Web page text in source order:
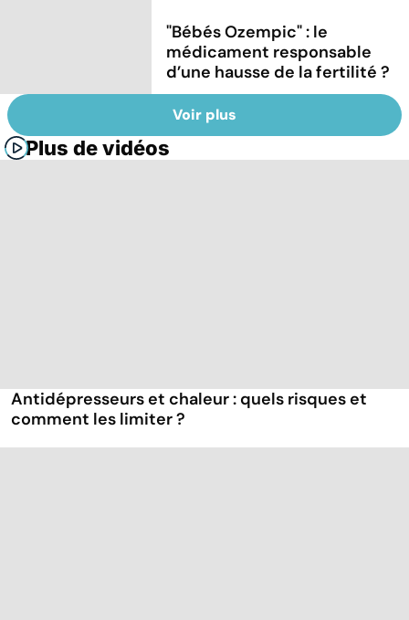
"Bébés Ozempic" : le
médicament responsable
d’une hausse de la fertilité ?
Voir plus
Plus de vidéos
Antidépresseurs et chaleur : quels risques et
comment les limiter ?